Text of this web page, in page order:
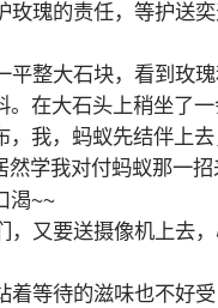
瑰的责任，等护送
整大石块，看到玫
在大石头上稍坐了
我，蚂蚁先结伴上去
学我对付蚂蚁那一
渴~~
又要送摄像机上去
等待的滋味也不好受